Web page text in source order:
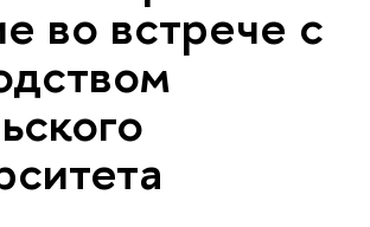
во встрече с